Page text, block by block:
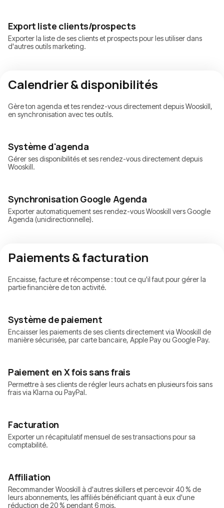
Export liste clients/prospects
Exporter la liste de ses clients et prospects pour les utiliser dans
d'autres outils marketing.
Calendrier & disponibilités
Gère ton agenda et tes rendez-vous directement depuis Wooskill,
en synchronisation avec tes outils.
Système d'agenda
Gérer ses disponibilités et ses rendez-vous directement depuis
Wooskill.
Synchronisation Google Agenda
Exporter automatiquement ses rendez-vous Wooskill vers Google
Agenda (unidirectionnelle).
Paiements & facturation
Encaisse, facture et récompense : tout ce qu'il faut pour gérer la
partie financière de ton activité.
Système de paiement
Encaisser les paiements de ses clients directement via Wooskill de
manière sécurisée, par carte bancaire, Apple Pay ou Google Pay.
Paiement en X fois sans frais
Permettre à ses clients de régler leurs achats en plusieurs fois sans
frais via Klarna ou PayPal.
Facturation
Exporter un récapitulatif mensuel de ses transactions pour sa
comptabilité.
Affiliation
Recommander Wooskill à d'autres skillers et percevoir 40 % de
leurs abonnements, les affiliés bénéficiant quant à eux d'une
réduction de 20 % pendant 6 mois.